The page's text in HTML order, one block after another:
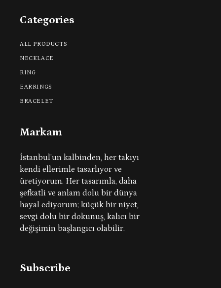
Markam
İstanbul’un kalbinden, her takıyı
kendi ellerimle tasarlıyor ve
üretiyorum. Her tasarımla, daha
şefkatli ve anlam dolu bir dünya
hayal ediyorum; küçük bir niyet,
sevgi dolu bir dokunuş, kalıcı bir
değişimin başlangıcı olabilir.
Categories
ALL PRODUCTS
NECKLACE
RING
EARRINGS
BRACELET
Subscribe